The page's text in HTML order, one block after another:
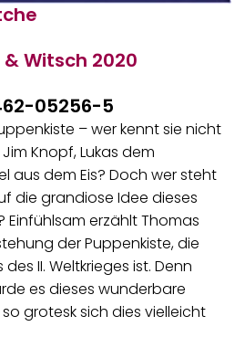
Witsch 2020
05256-5
– wer kennt sie nicht
Knopf, Lukas dem
aus dem Eis? Doch wer steht
die grandiose Idee dieses
erzählt Thomas
der Puppenkiste, die
II. Weltkrieges ist. Denn
es dieses wunderbare
grotesk sich dies vielleicht